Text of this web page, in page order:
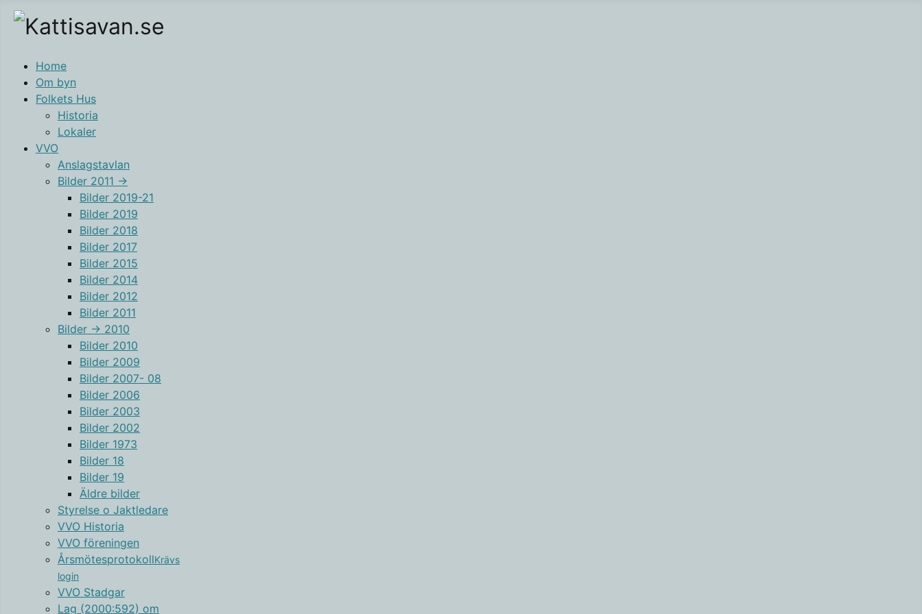
Home
Om byn
Folkets Hus
Historia
Lokaler
VVO
Anslagstavlan
Bilder 2011 ->
Bilder 2019-21
Bilder 2019
Bilder 2018
Bilder 2017
Bilder 2015
Bilder 2014
Bilder 2012
Bilder 2011
Bilder -> 2010
Bilder 2010
Bilder 2009
Bilder 2007- 08
Bilder 2006
Bilder 2003
Bilder 2002
Bilder 1973
Bilder 18
Bilder 19
Äldre bilder
Styrelse o Jaktledare
VVO Historia
VVO föreningen
ÅrsmötesprotokollKrävs
login
VVO Stadgar
Lag (2000:592) om